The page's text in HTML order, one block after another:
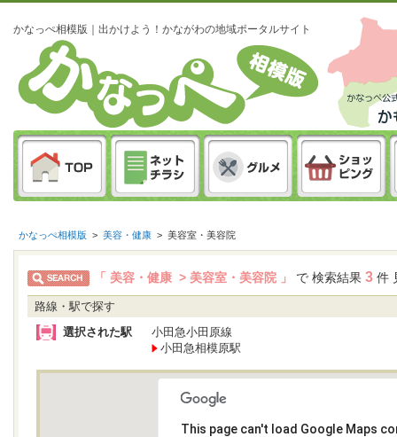
かなっぺ相模版｜出かけよう！かながわの地域ポータルサイト
かなっぺ相模版 > 美容・健康 > 美容室・美容院
「 美容・健康 > 美容室・美容院 」 で 検索結果 3 件
路線・駅で探す
選択された駅
小田急小田原線
小田急相模原駅
This page can't load Google Maps